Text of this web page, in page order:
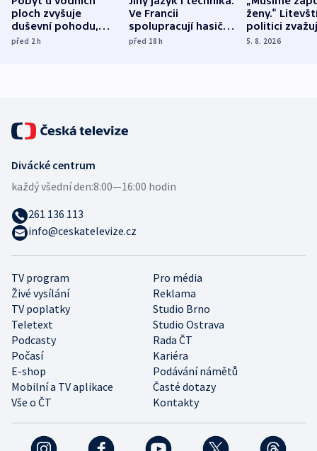
ploch zvyšuje
duševní pohodu,
ukázala
před 2h
Ve Francii
spolupracují hasiči z
různých zemí
před 18h
ženy.“
politici
dohodu o
5. 8. 2026
TV program
Pro média
Živé vysílání
Reklama
TV poplatky
Studio Brno
Teletext
Studio Ostrava
Podcasty
Rada ČT
Počasí
Kariéra
E-shop
Podávání námětů
Mobilní a TV aplikace
Časté dotazy
Vše o ČT
Kontakty
Divácké centrum
každý všední den:8:00—16:00 hodin
261 136 113
info@ceskatelevize.cz